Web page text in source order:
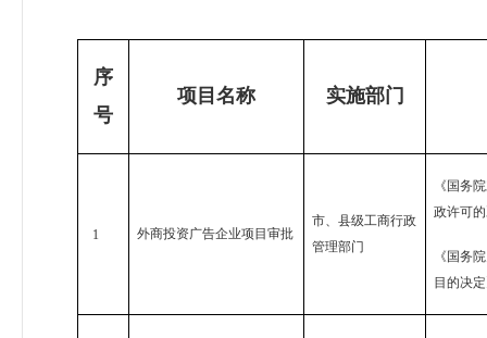
序
号
项目名称 实施部门
1 外商投资广告企业项目审批
市、县级工商行政
管理部门
《国务
政许可
《国务
目的决